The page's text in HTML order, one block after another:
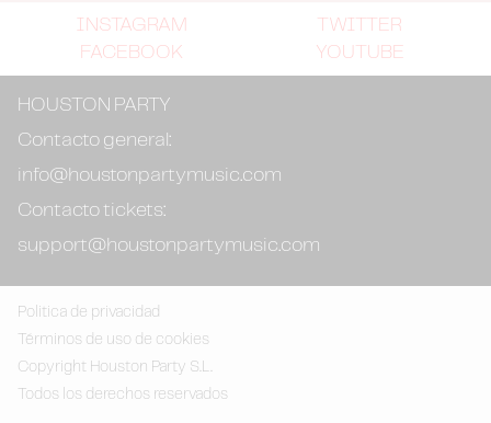
INSTAGRAM
TWITTER
FACEBOOK
YOUTUBE
HOUSTON PARTY
Contacto general:
info@houstonpartymusic.com
Contacto tickets:
support@houstonpartymusic.com
Politica de privacidad
Términos de uso de cookies
Copyright Houston Party S.L.
Todos los derechos reservados